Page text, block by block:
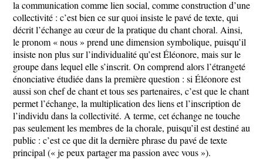
la communication comme lien social, comme construction d’une
collectivité : c’est bien ce sur quoi insiste le pavé de texte, qui
décrit l’échange au cœur de la pratique du chant choral. Ainsi,
le pronom « nous » prend une dimension symbolique, puisqu’il
insiste non plus sur l’individualité qu’est Éléonore, mais sur le
groupe dans lequel elle s’inscrit. On comprend alors l’étrangeté
énonciative étudiée dans la première question : si Éléonore est
aussi son chef de chant et tous ses partenaires, c’est que le chant
permet l’échange, la multiplication des liens et l’inscription de
l’individu dans la collectivité. A terme, cet échange ne touche
pas seulement les membres de la chorale, puisqu’il est destiné au
public : c’est ce que dit la dernière phrase du pavé de texte
principal (« je peux partager ma passion avec vous »).